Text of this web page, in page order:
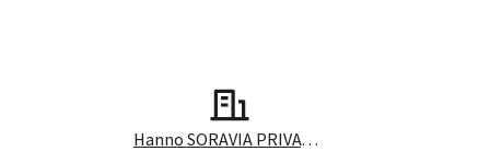
Hanno SORAVIA PRIVATSTIFTUNG